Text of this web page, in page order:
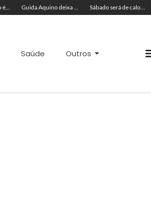
Suspeito de tráfico é preso com skunk, cocaína e munições em residência Guida Aquino deixa reitoria da Ufac e publica carta aberta com balanço de gestão Sábado será de calor de até 37ºC e tempo muito ventilado no Acre; veja a previsão
Saúde Outros